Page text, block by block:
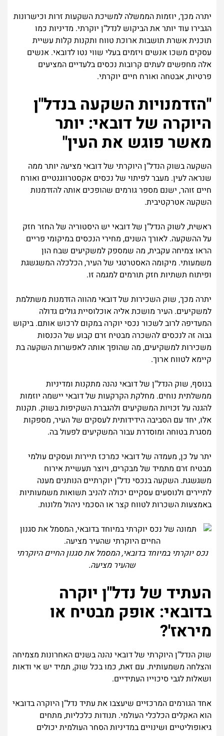
יתרה מכך, יוזמות הממשלה למשיכת השקעות זרות וכישרונות
הגבירו עוד יותר את הביקוש לנדל"ן יוקרתי. מדיניות כמו
תוכנית אשרת תושבות ארוכת טווח ותקנות קלות עשיית
עסקים משכו אנשים ויזמים בעלי שווי נטו לדובאי. אנשים
אלה מחפשים לעתים קרובות נכסים בלעדיים המציעים
פרטיות, אבטחה ואורח חיים יוקרתי.
"הזדמנויות השקעה בנדל"ן
היוקרה של דובאי: יותר
מאשר פוגש את העין"
השקעה בשוק הנדל"ן היוקרתי של דובאי מציעה יותר ממה
שנראה לעין. מעבר לפיתוי של נכסים אקסטרווגנטיים ואורח
חיים זוהר, ישנם מספר גורמים שהופכים אותה להזדמנות
השקעה אטרקטיבית.
ראשית, לשוק הנדל"ן של דובאי יש היסטוריה של החזר חזק
על ההשקעה. לאורך השנים, מחירי הנכסים במיקומי פריים
הראו צמיחה עקבית, מה שמספק למשקיעים שבח הון
משמעותי. מיקומה האסטרטגי של העיר, הכלכלה המשגשגת
ופיתוח תשתיות חזק תורמים למגמה זו.
יתרה מכך, שוק השכירות של דובאי מהווה הזדמנות משתלמת
למשקיעים. העיר מושכת אליה אוכלוסיית גולים גדולה
המעדיפה לרוב לשכור נכסי יוקרה במקום לרכוש אותם. ביקוש
גבוה זה לנכסים להשכרה מבטיח זרם קבוע של הכנסות
משכירות למשקיעים, מה שהופך אותה לאפשרות השקעה בת
קיימא לטווח ארוך.
בנוסף, שוק הנדל"ן של דובאי נהנה מתקנות ומדיניות
ממשלתית נוחים. מחלקת הקרקעות של דובאי יישמה יוזמות
להגנה על זכויות המשקיעים ולהגברת השקיפות בשוק. תקנות
אלו, יחד עם הסביבה הידידותית לעסקים של העיר, מספקות
מסגרת בטוחה ומוסדרת עבור המשקיעים לפעול בה.
יתר על כן, מעמדה של דובאי כמרכז תיירות ועסקים עולמי
מבטיח זרם מתמיד של מבקרים, ויוצר תעשיית אירוח
משגשגת. השקעה בנכסי נדל"ן יוקרתיים הנותנים מענה
לתיירים ולנוסעים עסקיים יכולה להניב תשואות משמעותיות
באמצעות השכרות לטווח קצר או הסכמי ניהול מלונות.
נכס יוקרתי במיוחד בדובאי, המסמל את סגנון החיים היוקרתי
שהעיר מציעה.
העתיד של נדל"ן יוקרה
בדובאי: אופק מבטיח או
מיראז'?
שוק הנדל"ן היוקרתי של דובאי נהנה בשנים האחרונות מצמיחה
והצלחה משמעותית. עם זאת, כמו בכל שוק, תמיד יש אי ודאות
ושאלות לגבי סיכוייו העתידיים.
אחד הגורמים המרכזיים שיעצבו את עתיד נדל"ן היוקרה בדובאי
הוא האקלים הכלכלי העולמי. תנודות כלכליות, מתחים
גיאופוליטיים ושינויים במדיניות הסחר העולמית יכולים